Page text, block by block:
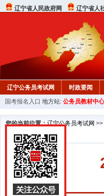
辽宁省人民政府网 辽宁省人
辽宁公务员考试网 时政要闻
在线咨询 教材中心
国考报名入口 地方站: 公务员教材中
您的当前位置：辽宁公务员考试网 >>